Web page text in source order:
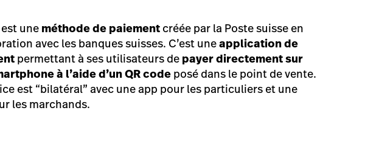
est une méthode de paiement créée par la Poste suisse en
avec les banques suisses. C’est uneapplication de
permettant à ses utilisateurs de payer directement sur
à l’aide d’un QR codeposé dans le point de vente.
est “bilatéral” avec une app pour les particuliers et une
les marchands.